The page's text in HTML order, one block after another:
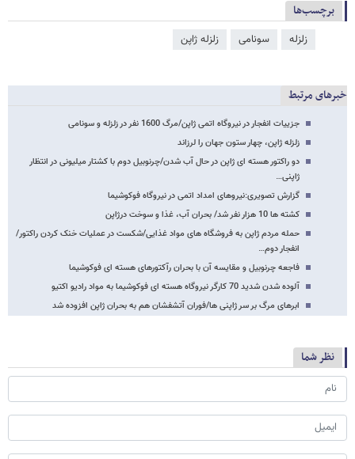
برچسب‌ها
زلزله سونامی زلزله ژاپن
خبرهای مرتبط
جزییات انفجار در نیروگاه اتمی ژاپن/مرگ 1600 نفر در زلزله و سونامی
زلزله ژاپن، چهار ستون جهان را لرزاند
دو راکتور هسته ای ژاپن در حال آب شدن/چرنوبیل دوم با کشتار میلیونی در انتظار
ژاپنی…
گزارش تصویری:نیروهای امداد اتمی در نیروگاه فوکوشیما
کشته ها 10 هزار نفر شد/ بحران آب، غذا و سوخت درژاپن
حمله مردم ژاپن به فروشگاه های مواد غذایی/شکست در عملیات خنک کردن راکتور/
انفجار دوم…
فاجعه چرنوبیل و مقایسه آن با بحران رآکتورهای هسته ای فوکوشیما
آلوده شدن شدید 70 کارگر نیروگاه هسته ای فوکوشیما به مواد رادیو اکتیو
ابرهای مرگ بر سر ژاپنی ها/فوران آتشفشان هم به بحران ژاپن افزوده شد
نظر شما